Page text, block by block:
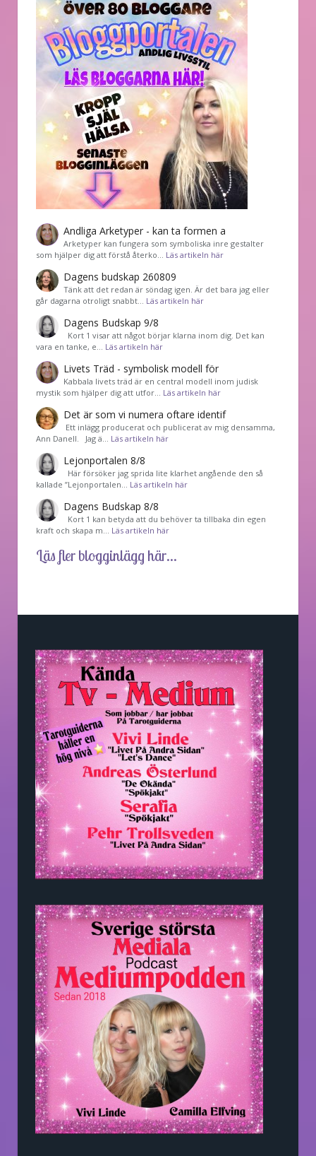
Andliga Arketyper - kan ta formen a
Arketyper kan fungera som symboliska inre gestalter
som hjälper dig att förstå återko… Läs artikeln här
Dagens budskap 260809
Tänk att det redan är söndag igen. Är det bara jag eller
går dagarna otroligt snabbt… Läs artikeln här
Dagens Budskap 9/8
Kort 1 visar att något börjar klarna inom dig. Det kan
vara en tanke, e… Läs artikeln här
Livets Träd - symbolisk modell för
Kabbala livets träd är en central modell inom judisk
mystik som hjälper dig att utfor… Läs artikeln här
Det är som vi numera oftare identif
͏ Ett inlägg producerat och publicerat av mig densamma,
Ann Danell. Jag ä… Läs artikeln här
Lejonportalen 8/8
Här försöker jag sprida lite klarhet angående den så
kallade ”Lejonportalen… Läs artikeln här
Dagens Budskap 8/8
Kort 1 kan betyda att du behöver ta tillbaka din egen
kraft och skapa m… Läs artikeln här
Läs fler blogginlägg här...